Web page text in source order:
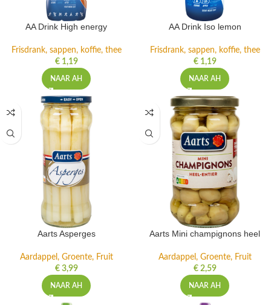
AA Drink High energy
Frisdrank, sappen, koffie, thee
€1,19
NAAR AH
AA Drink Iso lemon
Frisdrank, sappen, koffie, thee
€1,19
NAAR AH
Aarts Asperges
Aardappel, Groente, Fruit
€3,99
NAAR AH
Aarts Mini champignons heel
Aardappel, Groente, Fruit
€2,59
NAAR AH